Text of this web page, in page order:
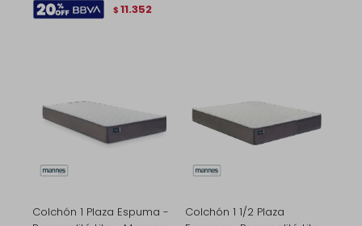
$ 11.352
Colchón 1 Plaza Espuma -
Colchón 1 1/2 Plaza